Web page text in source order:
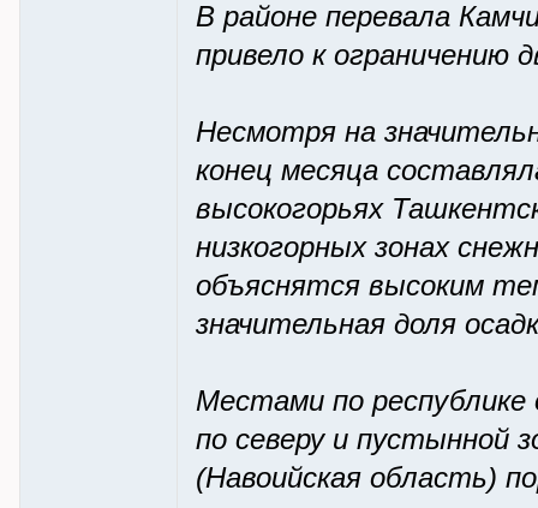
В районе перевала
привело к ограничению
Несмотря на
конец месяца
высокогорьях
низкогорных зонах
объяснятся высоким
значительная доля
Местами по республике
по северу и пустынной
(Навоийская область)